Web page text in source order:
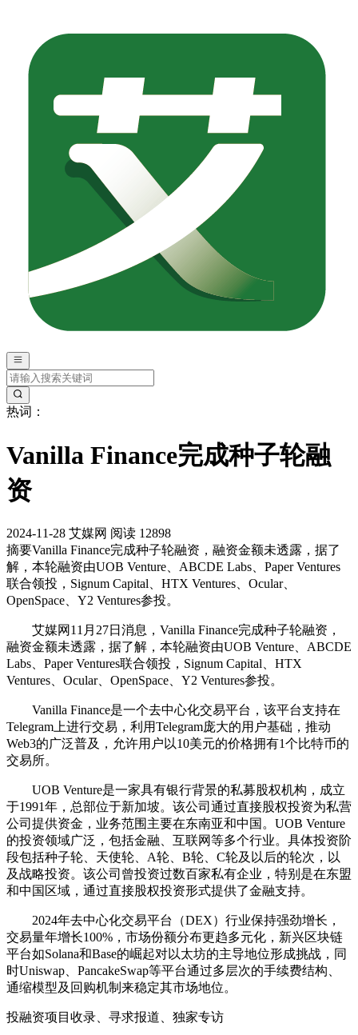
热词：
Vanilla Finance完成种子轮融
资
2024-11-28 艾媒网 阅读 12898
摘要Vanilla Finance完成种子轮融资，融资金额未透露，据了
解，本轮融资由UOB Venture、ABCDE Labs、Paper Ventures
联合领投，Signum Capital、HTX Ventures、Ocular、
OpenSpace、Y2 Ventures参投。
艾媒网11月27日消息，Vanilla Finance完成种子轮融资，
融资金额未透露，据了解，本轮融资由UOB Venture、ABCDE
Labs、Paper Ventures联合领投，Signum Capital、HTX
Ventures、Ocular、OpenSpace、Y2 Ventures参投。
Vanilla Finance是一个去中心化交易平台，该平台支持在
Telegram上进行交易，利用Telegram庞大的用户基础，推动
Web3的广泛普及，允许用户以10美元的价格拥有1个比特币的
交易所。
‌UOB Venture‌是一家具有银行背景的私募股权机构，成立
于1991年，总部位于新加坡。该公司通过直接股权投资为私营
公司提供资金，业务范围主要在东南亚和中国‌。UOB Venture
的投资领域广泛，包括金融、互联网等多个行业。具体投资阶
段包括种子轮、天使轮、A轮、B轮、C轮及以后的轮次，以
及战略投资‌。该公司曾投资过数百家私有企业，特别是在东盟
和中国区域，通过直接股权投资形式提供了金融支持‌。
2024年去中心化交易平台（DEX）行业保持强劲增长，
交易量年增长100%，市场份额分布更趋多元化，新兴区块链
平台如Solana和Base的崛起对以太坊的主导地位形成挑战，同
时Uniswap、PancakeSwap等平台通过多层次的手续费结构、
通缩模型及回购机制来稳定其市场地位。
投融资项目收录、寻求报道、独家专访